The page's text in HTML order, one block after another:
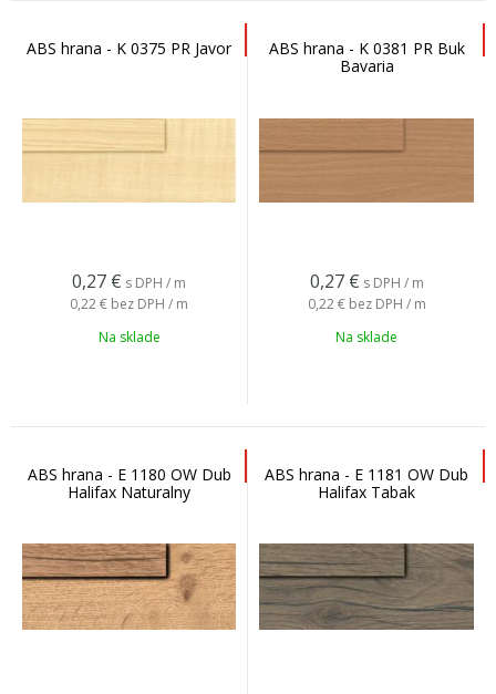
ABS hrana - K 0375 PR Javor
0,27 € s DPH / m
0,22 € bez DPH / m
Na sklade
ABS hrana - K 0381 PR Buk
Bavaria
0,27 € s DPH / m
0,22 € bez DPH / m
Na sklade
ABS hrana - E 1180 OW Dub
Halifax Naturalny
ABS hrana - E 1181 OW Dub
Halifax Tabak